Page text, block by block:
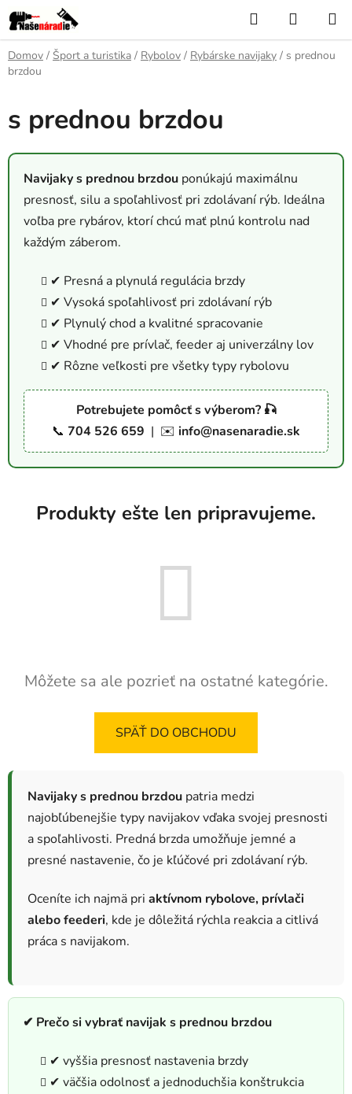
Prejsť
na
obsah
Hľadať
KOŠÍK
Domov / Šport a turistika / Rybolov / Rybárske navijaky / s prednou
brzdou
s prednou brzdou
Navijaky s prednou brzdou ponúkajú maximálnu
presnosť, silu a spoľahlivosť pri zdolávaní rýb. Ideálna
voľba pre rybárov, ktorí chcú mať plnú kontrolu nad
každým záberom.
✔ Presná a plynulá regulácia brzdy
✔ Vysoká spoľahlivosť pri zdolávaní rýb
✔ Plynulý chod a kvalitné spracovanie
✔ Vhodné pre prívlač, feeder aj univerzálny lov
✔ Rôzne veľkosti pre všetky typy rybolovu
Potrebujete pomôcť s výberom? 🎣
📞 704 526 659 | ✉️ info@nasenaradie.sk
Produkty ešte len pripravujeme.
Môžete sa ale pozrieť na ostatné kategórie.
SPÄŤ DO OBCHODU
Navijaky s prednou brzdou patria medzi
najobľúbenejšie typy navijakov vďaka svojej presnosti
a spoľahlivosti. Predná brzda umožňuje jemné a
presné nastavenie, čo je kľúčové pri zdolávaní rýb.
Oceníte ich najmä pri aktívnom rybolove, prívlači
alebo feederi, kde je dôležitá rýchla reakcia a citlivá
práca s navijakom.
✔ Prečo si vybrať navijak s prednou brzdou
✔ vyššia presnosť nastavenia brzdy
✔ väčšia odolnosť a jednoduchšia konštrukcia